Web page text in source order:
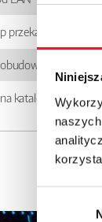
zgody
przekaźnika
katalogowa